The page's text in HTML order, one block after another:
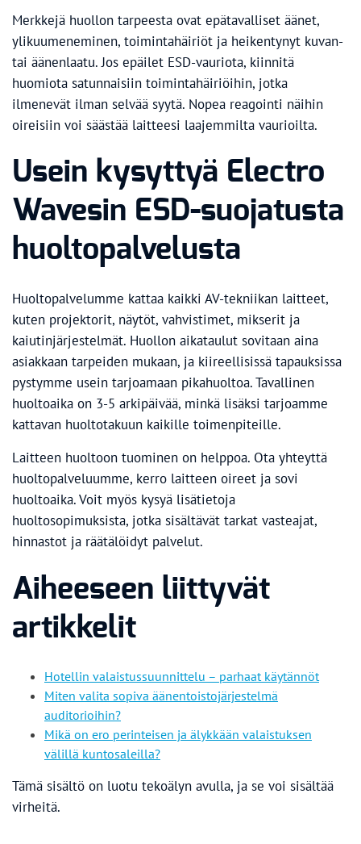
Merkkejä huollon tarpeesta ovat epätavalliset äänet,
ylikuumeneminen, toimintahäiriöt ja heikentynyt kuvan-
tai äänenlaatu. Jos epäilet ESD-vauriota, kiinnitä
huomiota satunnaisiin toimintahäiriöihin, jotka
ilmenevät ilman selvää syytä. Nopea reagointi näihin
oireisiin voi säästää laitteesi laajemmilta vaurioilta.
Usein kysyttyä Electro
Wavesin ESD-suojatusta
huoltopalvelusta
Huoltopalvelumme kattaa kaikki AV-tekniikan laitteet,
kuten projektorit, näytöt, vahvistimet, mikserit ja
kaiutinjärjestelmät. Huollon aikataulut sovitaan aina
asiakkaan tarpeiden mukaan, ja kiireellisissä tapauksissa
pystymme usein tarjoamaan pikahuoltoa. Tavallinen
huoltoaika on 3-5 arkipäivää, minkä lisäksi tarjoamme
kattavan huoltotakuun kaikille toimenpiteille.
Laitteen huoltoon tuominen on helppoa. Ota yhteyttä
huoltopalveluumme, kerro laitteen oireet ja sovi
huoltoaika. Voit myös kysyä lisätietoja
huoltosopimuksista, jotka sisältävät tarkat vasteajat,
hinnastot ja räätälöidyt palvelut.
Aiheeseen liittyvät
artikkelit
Hotellin valaistussuunnittelu – parhaat käytännöt
Miten valita sopiva äänentoistojärjestelmä
auditorioihin?
Mikä on ero perinteisen ja älykkään valaistuksen
välillä kuntosaleilla?
Tämä sisältö on luotu tekoälyn avulla, ja se voi sisältää
virheitä.